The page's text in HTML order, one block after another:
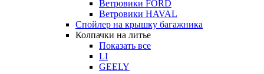
Ветровики FORD
Ветровики HAVAL
Спойлер на крышку багажника
Колпачки на литье
Показать все
LI
GEELY